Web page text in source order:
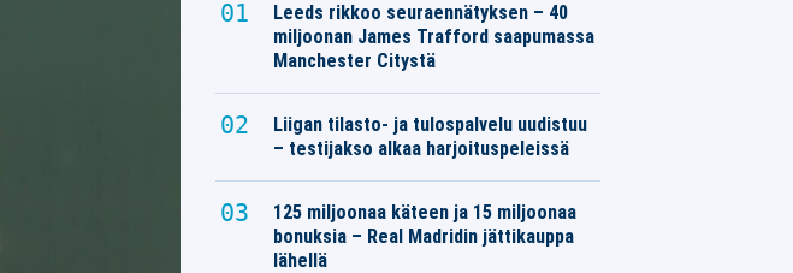
Leeds rikkoo seuraennätyksen – 40
miljoonan James Trafford saapumassa
Manchester Citystä
Liigan tilasto- ja tulospalvelu uudistuu
– testijakso alkaa harjoituspeleissä
125 miljoonaa käteen ja 15 miljoonaa
bonuksia – Real Madridin jättikauppa
lähellä